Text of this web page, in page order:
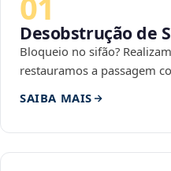
Desobstrução de
Bloqueio no sifão?
restauramos a passagem
SAIBA MAIS